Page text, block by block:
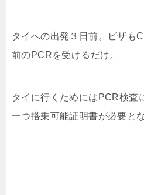
タイへの出発３日前。ビザも
前のPCRを受けるだけ。
タイに行くためにはPCR検査
一つ搭乗可能証明書が必要と